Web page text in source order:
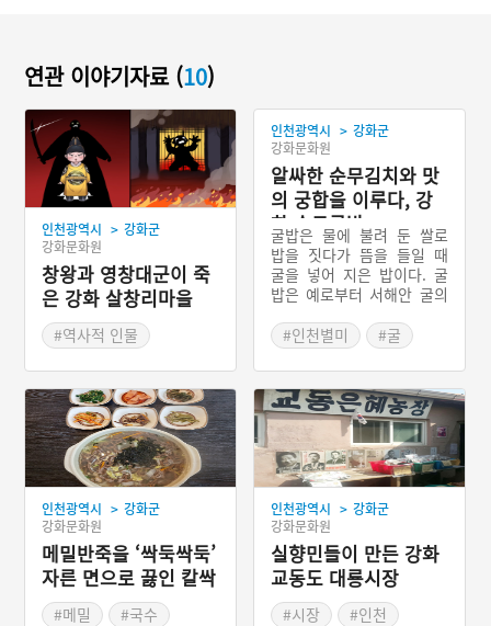
연관 이야기자료 (10)
인천광역시 > 강화군
강화문화원
창왕과 영창대군이 죽
은 강화 살창리마을
#역사적 인물
인천광역시 > 강화군
강화문화원
알싸한 순무김치와 맛
의 궁합을 이루다, 강
화 순무굴밥
굴밥은 물에 불려 둔 쌀로
밥을 짓다가 뜸을 들일 때
굴을 넣어 지은 밥이다. 굴
밥은 예로부터 서해안 굴의
화군의 향토음식이다. 특히
강화도의 순무굴밥은 강화
도의 특산물인 순무와 굴을
이용하여 만든 굴밥으로서
강화도에서만 맛 볼 수 있는
강화도식 굴밥이다.
#인천별미 #굴
인천광역시 > 강화군
강화문화원
메밀반죽을 ‘싹둑싹둑’
자른 면으로 끓인 칼싹
두기
#메밀
#국수
인천광역시 > 강화군
강화문화원
실향민들이 만든 강화
교동도 대룡시장
#시장
#인천